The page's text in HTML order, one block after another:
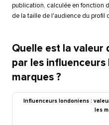
publication, calculée en fonction
de la taille de l'audience du profil
Quelle est la valeur
par les influenceurs
marques ?​​
Influenceurs londoniens :
les